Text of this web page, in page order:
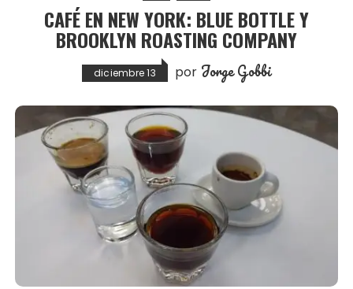
CAFÉ EN NEW YORK: BLUE BOTTLE Y
BROOKLYN ROASTING COMPANY
diciembre 13 por Jorge Gobbi